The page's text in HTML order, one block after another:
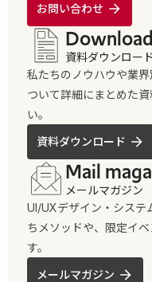
お問い合わせ
Download
資料ダウンロー
私たちのノウハウや業
ついて詳細にまとめた
い。
資料ダウンロード
Mail
メールマガジン
UI/UXデザイン・システ
ちメソッドや、限定イ
す。
メールマガジン